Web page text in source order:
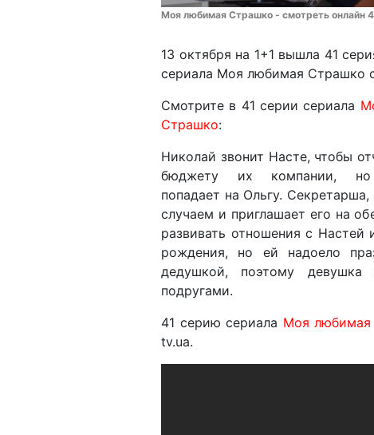
Моя любимая Страшко - смотреть онлайн
13 октября на 1+1 вышла 41
сериала Моя любимая Страшко
Смотрите в 41 серии сериала
Страшко:
Николай звонит Насте, чтобы
бюджету их компании, но
попадает на Ольгу.
случаем и приглашает его на
развивать отношения с
рождения, но ей надоело
дедушкой, поэтому девушка
подругами.
41 серию сериала Моя
tv.ua.